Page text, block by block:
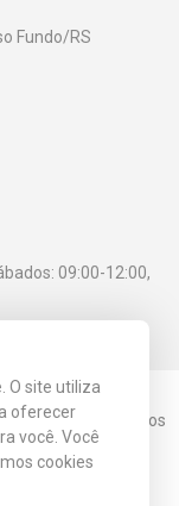
Fundo/RS
09:00-12:00,
31. Todos os direitos
O site utiliza
oferecer
você. Você
cookies